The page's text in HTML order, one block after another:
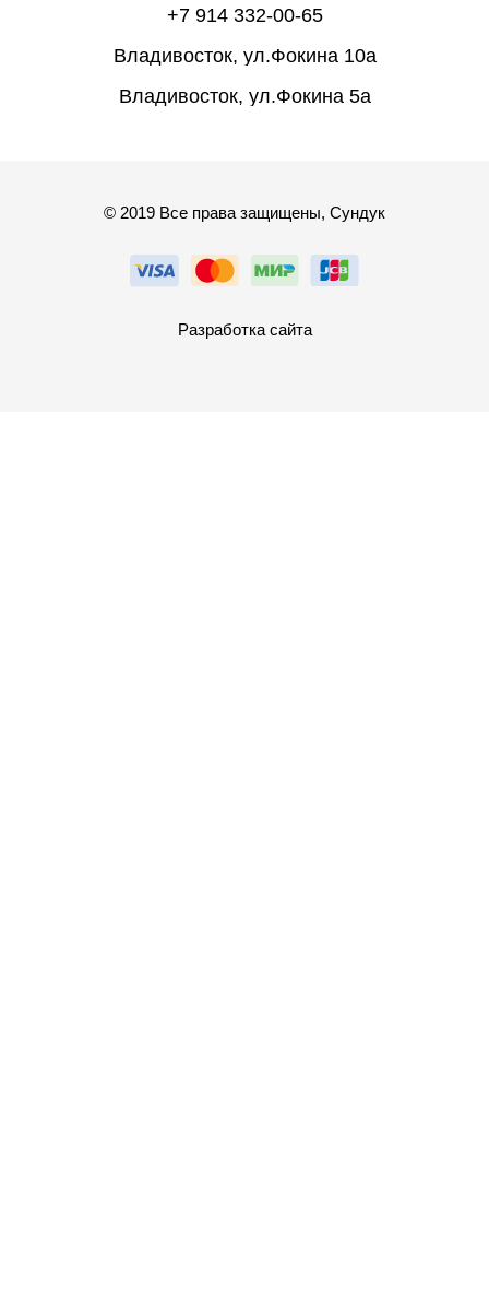
+7 914 332-00-65
Владивосток, ул.Фокина 10а
Владивосток, ул.Фокина 5а
© 2019 Все права защищены, Сундук
Разработка сайта